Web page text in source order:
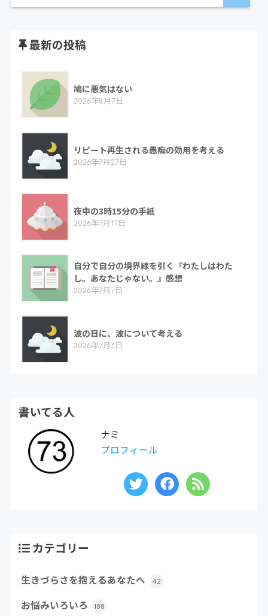
最新の投稿
鳩に悪気はない
2026年8月7日
リピート再生される愚痴の効用を考える
2026年7月27日
夜中の3時15分の手紙
2026年7月17日
自分で自分の境界線を引く『わたしはわた
し。あなたじゃない。』感想
2026年7月7日
波の日に、波について考える
2026年7月3日
書いてる人
ナミ
プロフィール
カテゴリー
生きづらさを抱えるあなたへ 42
お悩みいろいろ 188